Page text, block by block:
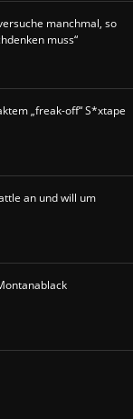
manchmal, so
muss“
„freak-off“ S*xtape
an und will um